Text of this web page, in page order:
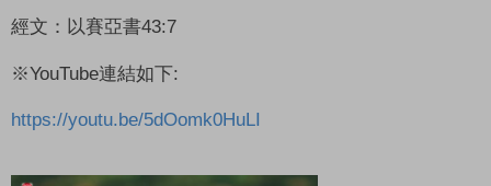
經文：以賽亞書43:7
※YouTube連結如下:
https://youtu.be/5dOomk0HuLI